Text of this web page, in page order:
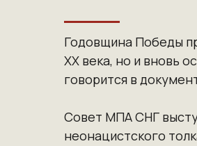
Годовщина Победы
XX века, но и вновь
говорится в
Совет МПА СНГ
неонацистского